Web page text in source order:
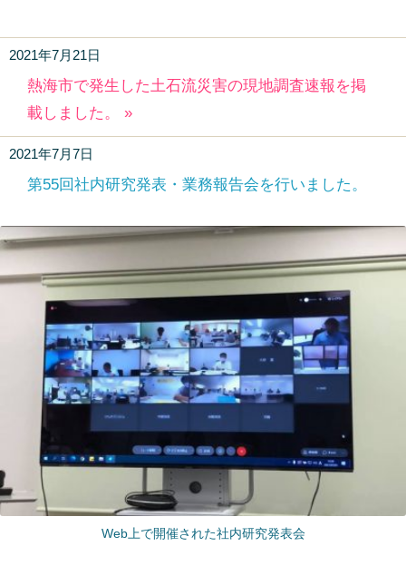
2021年7月21日
熱海市で発生した土石流災害の現地調査速報を掲
載しました。 »
2021年7月7日
第55回社内研究発表・業務報告会を行いました。
Web上で開催された社内研究発表会